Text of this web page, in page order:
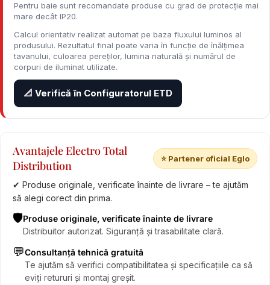
Pentru baie sunt recomandate produse cu grad de protecție mai
mare decât IP20.
Calcul orientativ realizat automat pe baza fluxului luminos al
produsului. Rezultatul final poate varia în funcție de înălțimea
tavanului, culoarea pereților, lumina naturală și numărul de
corpuri de iluminat utilizate.
📐 Verifică în Configuratorul ETD
Avantajele Electro Total
Distribution
⭐ Partener oficial Eglo
✔ Produse originale, verificate înainte de livrare – te ajutăm
să alegi corect din prima.
🛡️Produse originale, verificate înainte de livrare
Distribuitor autorizat. Siguranță și trasabilitate clară.
💬Consultanță tehnică gratuită
Te ajutăm să verifici compatibilitatea și specificațiile ca să
eviți retururi și montaj greșit.